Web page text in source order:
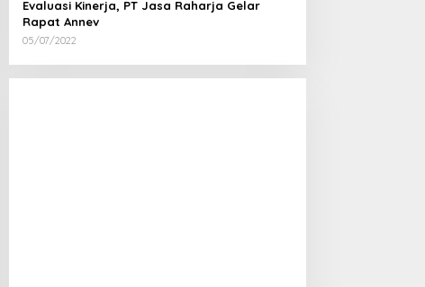
Evaluasi Kinerja, PT Jasa Raharja Gelar
Rapat Annev
05/07/2022